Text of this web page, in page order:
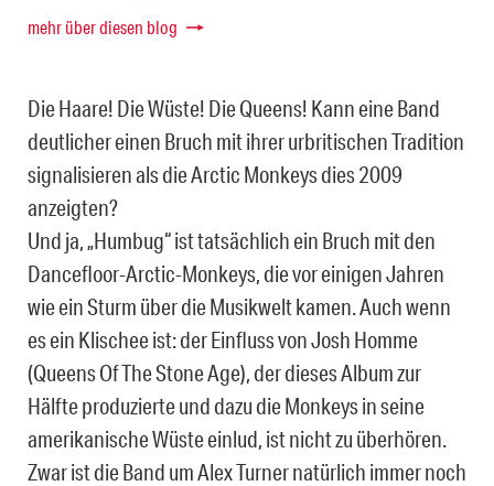
mehr über diesen blog
Die Haare! Die Wüste! Die Queens! Kann eine Band
deutlicher einen Bruch mit ihrer urbritischen Tradition
signalisieren als die Arctic Monkeys dies 2009
anzeigten?
Und ja, „Humbug“ ist tatsächlich ein Bruch mit den
Dancefloor-Arctic-Monkeys, die vor einigen Jahren
wie ein Sturm über die Musikwelt kamen. Auch wenn
es ein Klischee ist: der Einfluss von Josh Homme
(Queens Of The Stone Age), der dieses Album zur
Hälfte produzierte und dazu die Monkeys in seine
amerikanische Wüste einlud, ist nicht zu überhören.
Zwar ist die Band um Alex Turner natürlich immer noch